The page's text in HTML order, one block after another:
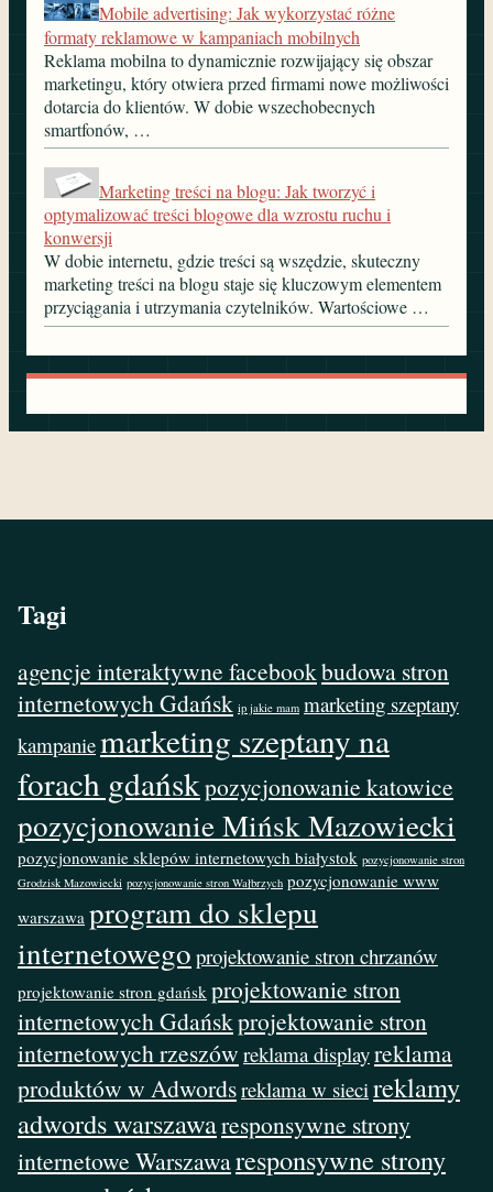
Mobile advertising: Jak wykorzystać różne
formaty reklamowe w kampaniach mobilnych
Reklama mobilna to dynamicznie rozwijający się obszar
marketingu, który otwiera przed firmami nowe możliwości
dotarcia do klientów. W dobie wszechobecnych
smartfonów, …
Marketing treści na blogu: Jak tworzyć i
optymalizować treści blogowe dla wzrostu ruchu i
konwersji
W dobie internetu, gdzie treści są wszędzie, skuteczny
marketing treści na blogu staje się kluczowym elementem
przyciągania i utrzymania czytelników. Wartościowe …
Tagi
agencje interaktywne facebookbudowa stron
internetowych Gdańsk ip jakie mam marketing szeptany
kampaniemarketing szeptany na
forach gdańskpozycjonowanie katowice
pozycjonowanie Mińsk Mazowiecki
pozycjonowanie sklepów internetowych białystok pozycjonowanie stron
Grodzisk Mazowiecki pozycjonowanie stron Wałbrzych pozycjonowanie www
warszawa program do sklepu
internetowego projektowanie stron chrzanów
projektowanie stron gdańsk projektowanie stron
internetowych Gdańskprojektowanie stron
internetowych rzeszów reklama displayreklama
produktów w Adwordsreklama w sieci reklamy
adwords warszawaresponsywne strony
internetowe Warszawaresponsywne strony